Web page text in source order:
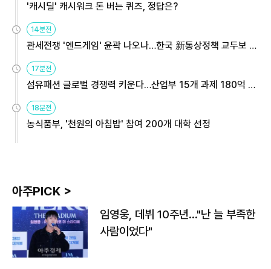
'캐시딜' 캐시워크 돈 버는 퀴즈, 정답은?
14분전
관세전쟁 '엔드게임' 윤곽 나오나…한국 新통상정책 교두보 활
용해야
17분전
섬유패션 글로벌 경쟁력 키운다…산업부 15개 과제 180억 지
원
18분전
농식품부, '천원의 아침밥' 참여 200개 대학 선정
아주PICK >
임영웅, 데뷔 10주년…"난 늘 부족한
사람이었다"